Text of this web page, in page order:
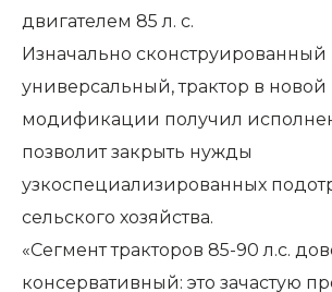
двигателем 85 л. с.
Изначально сконструированный
универсальный, трактор в новой
модификации получил
позволит закрыть нужды
узкоспециализированных
сельского хозяйства.
«Сегмент тракторов 85-90 л.с.
консервативный: это зачастую